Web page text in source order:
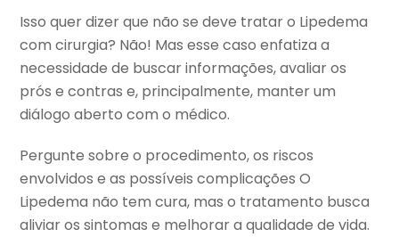
Isso quer dizer que não se deve tratar o Lipedema
com cirurgia? Não! Mas esse caso enfatiza a
necessidade de buscar informações, avaliar os
prós e contras e, principalmente, manter um
diálogo aberto com o médico.
Pergunte sobre o procedimento, os riscos
envolvidos e as possíveis complicações O
Lipedema não tem cura, mas o tratamento busca
aliviar os sintomas e melhorar a qualidade de vida.